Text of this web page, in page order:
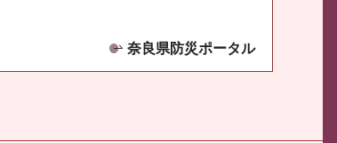
奈良県防災ポータル